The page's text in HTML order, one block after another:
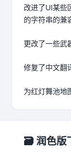
改进了UI某些
的字符串的兼
更改了一些武
修复了中文翻
为红灯舞池地
🗃️ 润色版